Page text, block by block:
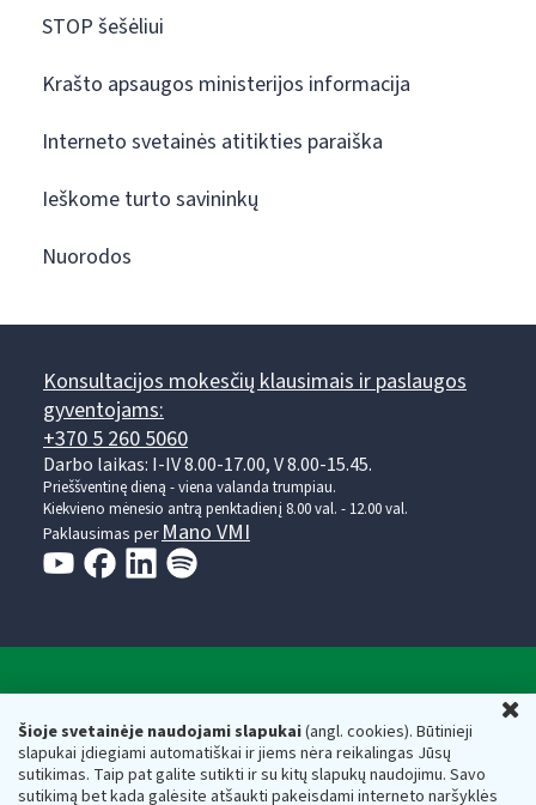
Šioje svetainėje naudojami slapukai(angl. cookies). Būtinieji
slapukai įdiegiami automatiškai ir jiems nėra reikalingas Jūsų
sutikimas. Taip pat galite sutikti ir su kitų slapukų naudojimu. Savo
sutikimą bet kada galėsite atšaukti pakeisdami interneto naršyklės
STOP šešėliui
Krašto apsaugos ministerijos informacija
Interneto svetainės atitikties paraiška
Ieškome turto savininkų
Nuorodos
Konsultacijos mokesčių klausimais ir paslaugos
gyventojams:
+370 5 260 5060
Darbo laikas: I-IV 8.00-17.00, V 8.00-15.45.
Prieššventinę dieną - viena valanda trumpiau.
Kiekvieno mėnesio antrą penktadienį 8.00 val. - 12.00 val.
Paklausimas per Mano VMI
Respublikos finansų ministerijos
Biudžetinė įstaiga. Juridinio asmens kodas — 188659752,
adresas: Vasario 16-osios g. 14, 01107 Vilnius, Lietuva, el.paštas: